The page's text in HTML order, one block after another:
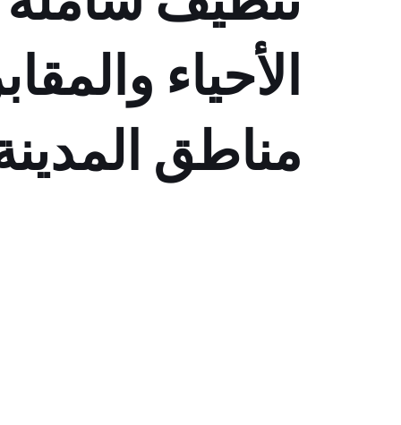
الأحياء
مناطق